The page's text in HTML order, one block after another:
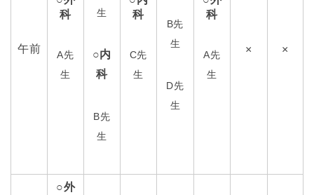
午前
科
A先
生
生
○内
科
B先
生
科
C先
生
B先
生
D先
生
科
A先
生
× ×
○外